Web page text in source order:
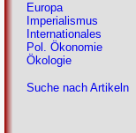
Europa
Imperialismus
Internationales
Pol. Ökonomie
Ökologie
Suche nach Artikeln